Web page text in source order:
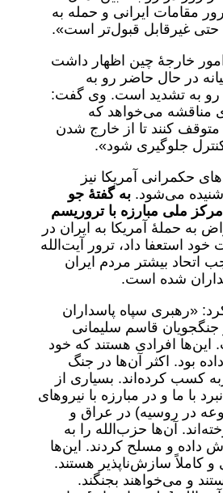
مقامات ایرانی و حمله به
حتی غیرقابل قبول‌تر است».
خارجۀ چین اظهار داشت
در حال حاضر رو به
رو به تشدید است. وی گفت:
مناقشه می‌خواهد که
متوقف کنند تا از خارج شدن
جلوگیری شود».
حکمرانی آمریکا نیز
می‌شود. به گفتۀ جو
ملی مبارزه با تروریسم
به حملۀ آمریکا به ایران در
خود استعفا داد، ترور آیت‌الله
اتحاد بیشتر مردم ایران
شده است.
«رهبری سپاه پاسداران
جنگجویان قاسم سلیمانی
افرادی هستند که خود
بود. اکثر آن‌ها در جنگ
کسب کرده‌اند. بسیاری از
با ما و در مبارزه با نیروهای
در روسیه) در عراق و
آن‌ها حزب‌الله را به
داده و مسلح کردند. این‌ها
و کاملاً سازش‌ناپذیر هستند.
و می‌خواهند بجنگند.